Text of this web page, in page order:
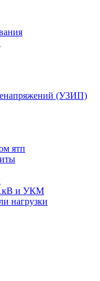
(УЗИП)
ятп
1кВ и УКМ
нагрузки